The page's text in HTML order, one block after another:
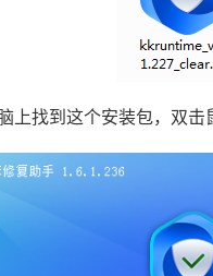
上找到这个安装包，双击